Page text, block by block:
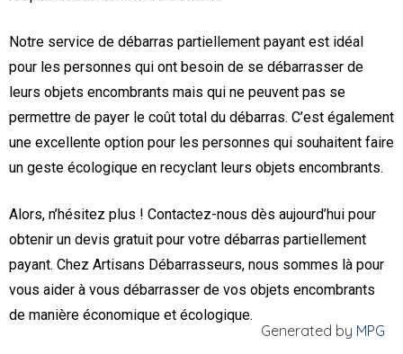
Notre service de débarras partiellement payant est idéal
pour les personnes qui ont besoin de se débarrasser de
leurs objets encombrants mais qui ne peuvent pas se
permettre de payer le coût total du débarras. C’est également
une excellente option pour les personnes qui souhaitent faire
un geste écologique en recyclant leurs objets encombrants.
Alors, n’hésitez plus ! Contactez-nous dès aujourd’hui pour
obtenir un devis gratuit pour votre débarras partiellement
payant. Chez Artisans Débarrasseurs, nous sommes là pour
vous aider à vous débarrasser de vos objets encombrants
de manière économique et écologique.
Generated by MPG